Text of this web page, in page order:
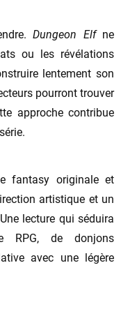
Dungeon Elfne
ou les révélations
lentement son
pourront trouver
approche contribue
fantasy originale et
artistique et un
lecture qui séduira
RPG, de donjons
avec une légère